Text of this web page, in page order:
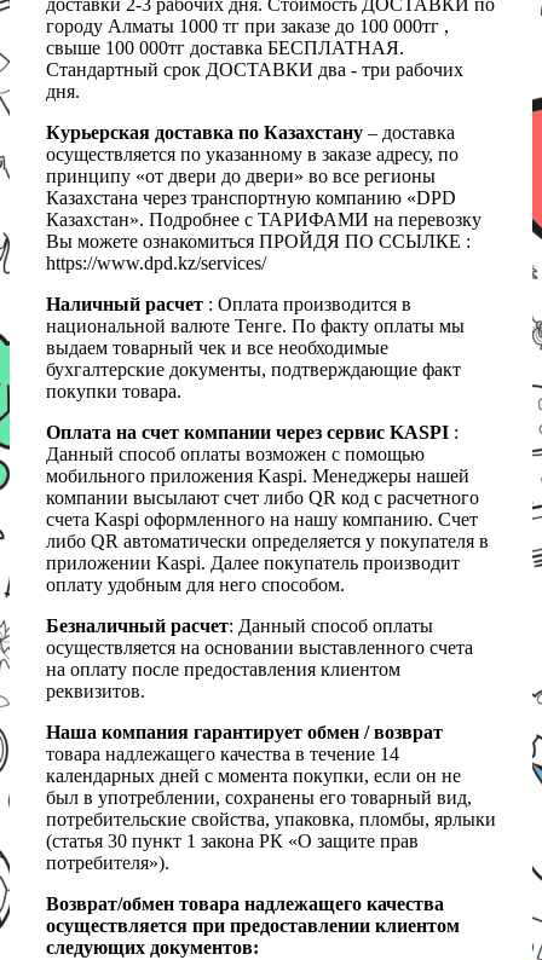
доставки 2-3 рабочих дня. Стоимость ДОСТАВКИ по
городу Алматы 1000 тг при заказе до 100 000тг ,
свыше 100 000тг доставка БЕСПЛАТНАЯ.
Стандартный срок ДОСТАВКИ два - три рабочих
дня.
Курьерская доставка по Казахстану – доставка
осуществляется по указанному в заказе адресу, по
принципу «от двери до двери» во все регионы
Казахстана через транспортную компанию «DPD
Казахстан». Подробнее с ТАРИФАМИ на перевозку
Вы можете ознакомиться ПРОЙДЯ ПО ССЫЛКЕ :
https://www.dpd.kz/services/
Наличный расчет : Оплата производится в
национальной валюте Тенге. По факту оплаты мы
выдаем товарный чек и все необходимые
бухгалтерские документы, подтверждающие факт
покупки товара.
Оплата на счет компании через сервис KASPI :
Данный способ оплаты возможен с помощью
мобильного приложения Kaspi. Менеджеры нашей
компании высылают счет либо QR код с расчетного
счета Kaspi оформленного на нашу компанию. Счет
либо QR автоматически определяется у покупателя в
приложении Kaspi. Далее покупатель производит
оплату удобным для него способом.
Безналичный расчет: Данный способ оплаты
осуществляется на основании выставленного счета
на оплату после предоставления клиентом
реквизитов.
Наша компания гарантирует обмен / возврат
товара надлежащего качества в течение 14
календарных дней с момента покупки, если он не
был в употреблении, сохранены его товарный вид,
потребительские свойства, упаковка, пломбы, ярлыки
(статья 30 пункт 1 закона РК «О защите прав
потребителя»).
Возврат/обмен товара надлежащего качества
осуществляется при предоставлении клиентом
следующих документов: